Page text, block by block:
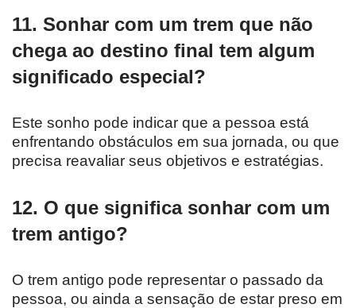
11. Sonhar com um trem que não
chega ao destino final tem algum
significado especial?
Este sonho pode indicar que a pessoa está
enfrentando obstáculos em sua jornada, ou que
precisa reavaliar seus objetivos e estratégias.
12. O que significa sonhar com um
trem antigo?
O trem antigo pode representar o passado da
pessoa, ou ainda a sensação de estar preso em